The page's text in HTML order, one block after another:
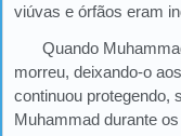
viúvas e órfãos eram
Quando
morreu, deixando-o
continuou protegendo,
Muhammad durante